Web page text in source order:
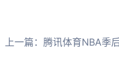
上一篇： 腾讯体育NBA季后赛直播